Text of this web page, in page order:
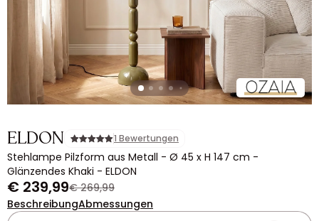
ELDON 1 Bewertungen
Stehlampe Pilzform aus Metall - Ø 45 x H 147 cm -
Glänzendes Khaki - ELDON
€ 239,99€ 269,99
BeschreibungAbmessungen